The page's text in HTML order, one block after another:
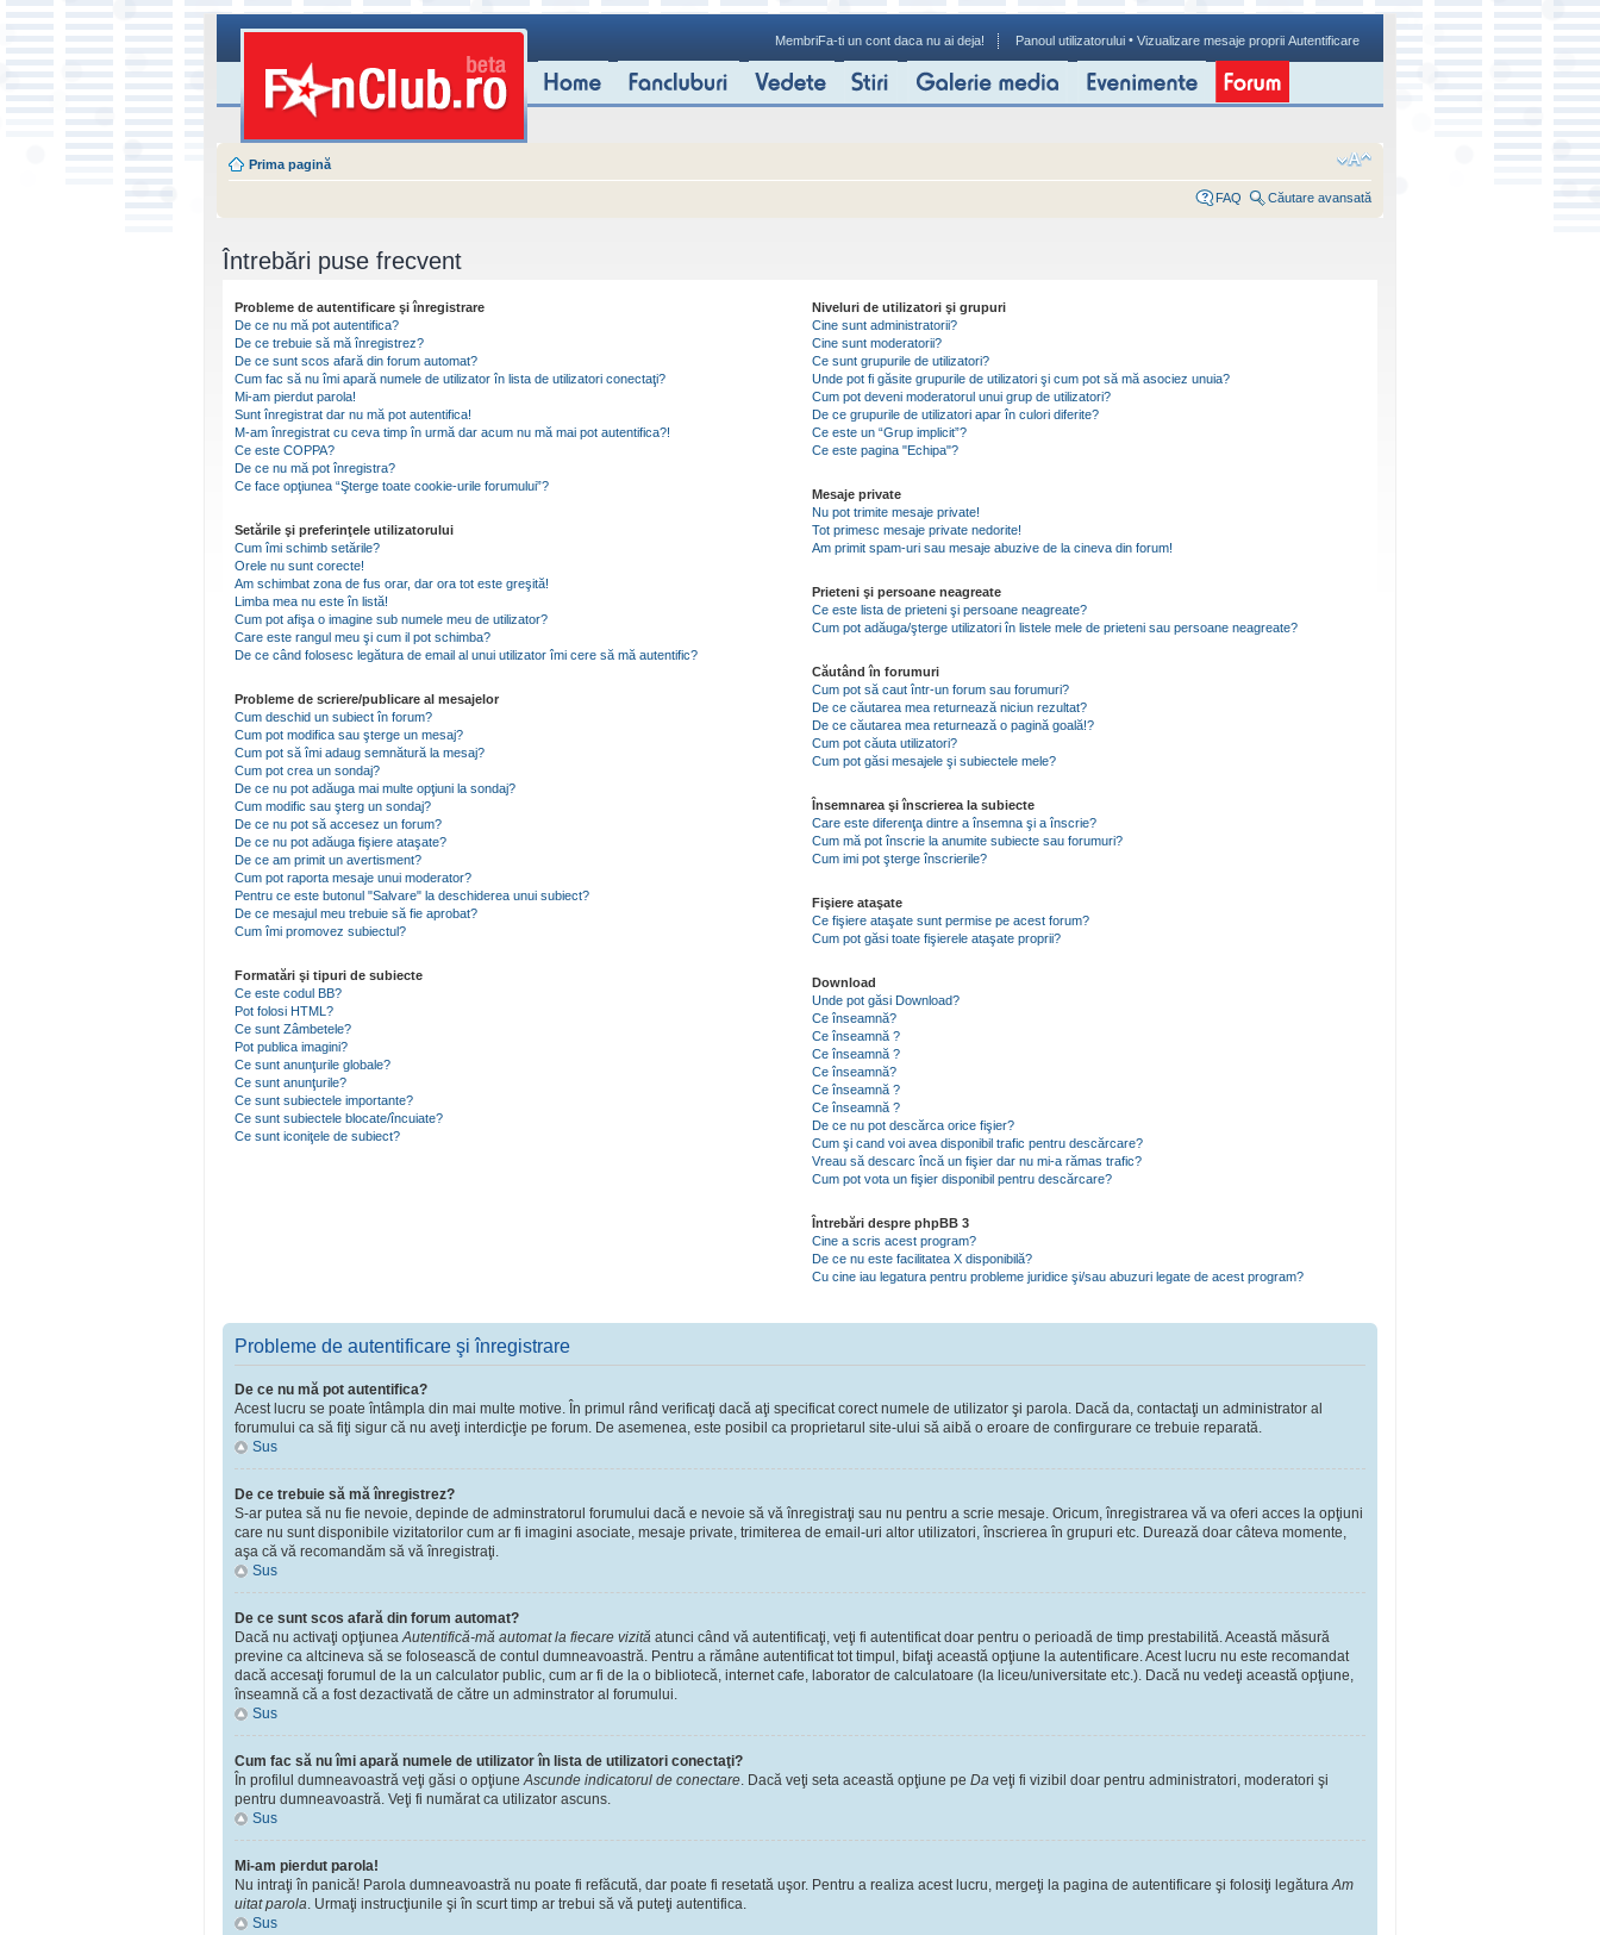
MembriFa-ti un cont daca nu ai deja! Panoul utilizatorului • Vizualizare mesaje proprii Autentificare
Prima pagină
FAQ Căutare avansată
Întrebări puse frecvent
Probleme de autentificare şi înregistrare
De ce nu mă pot autentifica?
De ce trebuie să mă înregistrez?
De ce sunt scos afară din forum automat?
Cum fac să nu îmi apară numele de utilizator în lista de utilizatori conectaţi?
Mi-am pierdut parola!
Sunt înregistrat dar nu mă pot autentifica!
M-am înregistrat cu ceva timp în urmă dar acum nu mă mai pot autentifica?!
Ce este COPPA?
De ce nu mă pot înregistra?
Ce face opţiunea “Şterge toate cookie-urile forumului”?
Setările şi preferinţele utilizatorului
Cum îmi schimb setările?
Orele nu sunt corecte!
Am schimbat zona de fus orar, dar ora tot este greşită!
Limba mea nu este în listă!
Cum pot afişa o imagine sub numele meu de utilizator?
Care este rangul meu şi cum il pot schimba?
De ce când folosesc legătura de email al unui utilizator îmi cere să mă autentific?
Probleme de scriere/publicare al mesajelor
Cum deschid un subiect în forum?
Cum pot modifica sau şterge un mesaj?
Cum pot să îmi adaug semnătură la mesaj?
Cum pot crea un sondaj?
De ce nu pot adăuga mai multe opţiuni la sondaj?
Cum modific sau şterg un sondaj?
De ce nu pot să accesez un forum?
De ce nu pot adăuga fişiere ataşate?
De ce am primit un avertisment?
Cum pot raporta mesaje unui moderator?
Pentru ce este butonul "Salvare" la deschiderea unui subiect?
De ce mesajul meu trebuie să fie aprobat?
Cum îmi promovez subiectul?
Formatări şi tipuri de subiecte
Ce este codul BB?
Pot folosi HTML?
Ce sunt Zâmbetele?
Pot publica imagini?
Ce sunt anunţurile globale?
Ce sunt anunţurile?
Ce sunt subiectele importante?
Ce sunt subiectele blocate/încuiate?
Ce sunt iconiţele de subiect?
Niveluri de utilizatori şi grupuri
Cine sunt administratorii?
Cine sunt moderatorii?
Ce sunt grupurile de utilizatori?
Unde pot fi găsite grupurile de utilizatori şi cum pot să mă asociez unuia?
Cum pot deveni moderatorul unui grup de utilizatori?
De ce grupurile de utilizatori apar în culori diferite?
Ce este un “Grup implicit”?
Ce este pagina "Echipa"?
Mesaje private
Nu pot trimite mesaje private!
Tot primesc mesaje private nedorite!
Am primit spam-uri sau mesaje abuzive de la cineva din forum!
Prieteni şi persoane neagreate
Ce este lista de prieteni şi persoane neagreate?
Cum pot adăuga/şterge utilizatori în listele mele de prieteni sau persoane neagreate?
Căutând în forumuri
Cum pot să caut într-un forum sau forumuri?
De ce căutarea mea returnează niciun rezultat?
De ce căutarea mea returnează o pagină goală!?
Cum pot căuta utilizatori?
Cum pot găsi mesajele şi subiectele mele?
Însemnarea şi înscrierea la subiecte
Care este diferenţa dintre a însemna şi a înscrie?
Cum mă pot înscrie la anumite subiecte sau forumuri?
Cum imi pot şterge înscrierile?
Fişiere ataşate
Ce fişiere ataşate sunt permise pe acest forum?
Cum pot găsi toate fişierele ataşate proprii?
Download
Unde pot găsi Download?
Ce înseamnă?
Ce înseamnă ?
Ce înseamnă ?
Ce înseamnă?
Ce înseamnă ?
Ce înseamnă ?
De ce nu pot descărca orice fişier?
Cum şi cand voi avea disponibil trafic pentru descărcare?
Vreau să descarc încă un fişier dar nu mi-a rămas trafic?
Cum pot vota un fişier disponibil pentru descărcare?
Întrebări despre phpBB 3
Cine a scris acest program?
De ce nu este facilitatea X disponibilă?
Cu cine iau legatura pentru probleme juridice şi/sau abuzuri legate de acest program?
Probleme de autentificare şi înregistrare
De ce nu mă pot autentifica?
Acest lucru se poate întâmpla din mai multe motive. În primul rând verificaţi dacă aţi specificat corect numele de utilizator şi parola. Dacă da, contactaţi un administrator al
forumului ca să fiţi sigur că nu aveţi interdicţie pe forum. De asemenea, este posibil ca proprietarul site-ului să aibă o eroare de confirgurare ce trebuie reparată.
Sus
De ce trebuie să mă înregistrez?
S-ar putea să nu fie nevoie, depinde de adminstratorul forumului dacă e nevoie să vă înregistraţi sau nu pentru a scrie mesaje. Oricum, înregistrarea vă va oferi acces la opţiuni
care nu sunt disponibile vizitatorilor cum ar fi imagini asociate, mesaje private, trimiterea de email-uri altor utilizatori, înscrierea în grupuri etc. Durează doar câteva momente,
aşa că vă recomandăm să vă înregistraţi.
Sus
De ce sunt scos afară din forum automat?
Dacă nu activaţi opţiuneaAutentifică-mă automat la fiecare vizită atunci când vă autentificaţi, veţi fi autentificat doar pentru o perioadă de timp prestabilită. Această măsură
previne ca altcineva să se folosească de contul dumneavoastră. Pentru a rămâne autentificat tot timpul, bifaţi această opţiune la autentificare. Acest lucru nu este recomandat
dacă accesaţi forumul de la un calculator public, cum ar fi de la o bibliotecă, internet cafe, laborator de calculatoare (la liceu/universitate etc.). Dacă nu vedeţi această opţiune,
înseamnă că a fost dezactivată de către un adminstrator al forumului.
Sus
Cum fac să nu îmi apară numele de utilizator în lista de utilizatori conectaţi?
În profilul dumneavoastră veţi găsi o opţiuneAscunde indicatorul de conectare. Dacă veţi seta această opţiune pe Da veţi fi vizibil doar pentru administratori, moderatori şi
pentru dumneavoastră. Veţi fi numărat ca utilizator ascuns.
Sus
Mi-am pierdut parola!
Nu intraţi în panică! Parola dumneavoastră nu poate fi refăcută, dar poate fi resetată uşor. Pentru a realiza acest lucru, mergeţi la pagina de autentificare şi folosiţi legăturaAm
uitat parola. Urmaţi instrucţiunile şi în scurt timp ar trebui să vă puteţi autentifica.
Sus